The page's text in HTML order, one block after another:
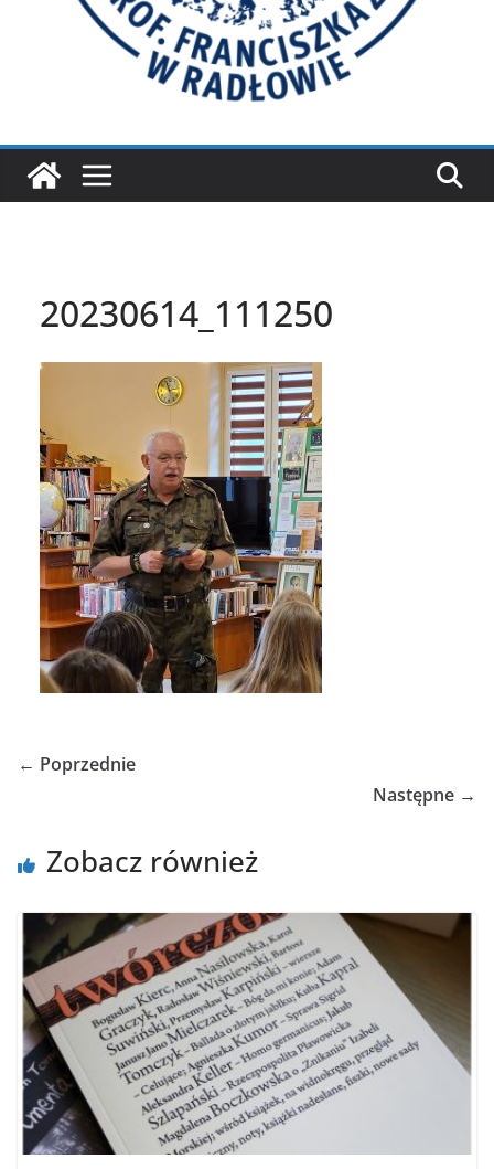
20230614_111250
← Poprzednie
Następne →
Zobacz również